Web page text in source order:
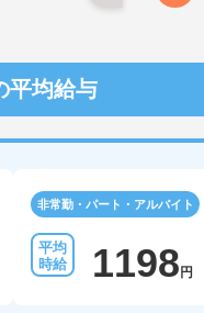
平均給与
非常勤・パート・アルバイト
1198 円